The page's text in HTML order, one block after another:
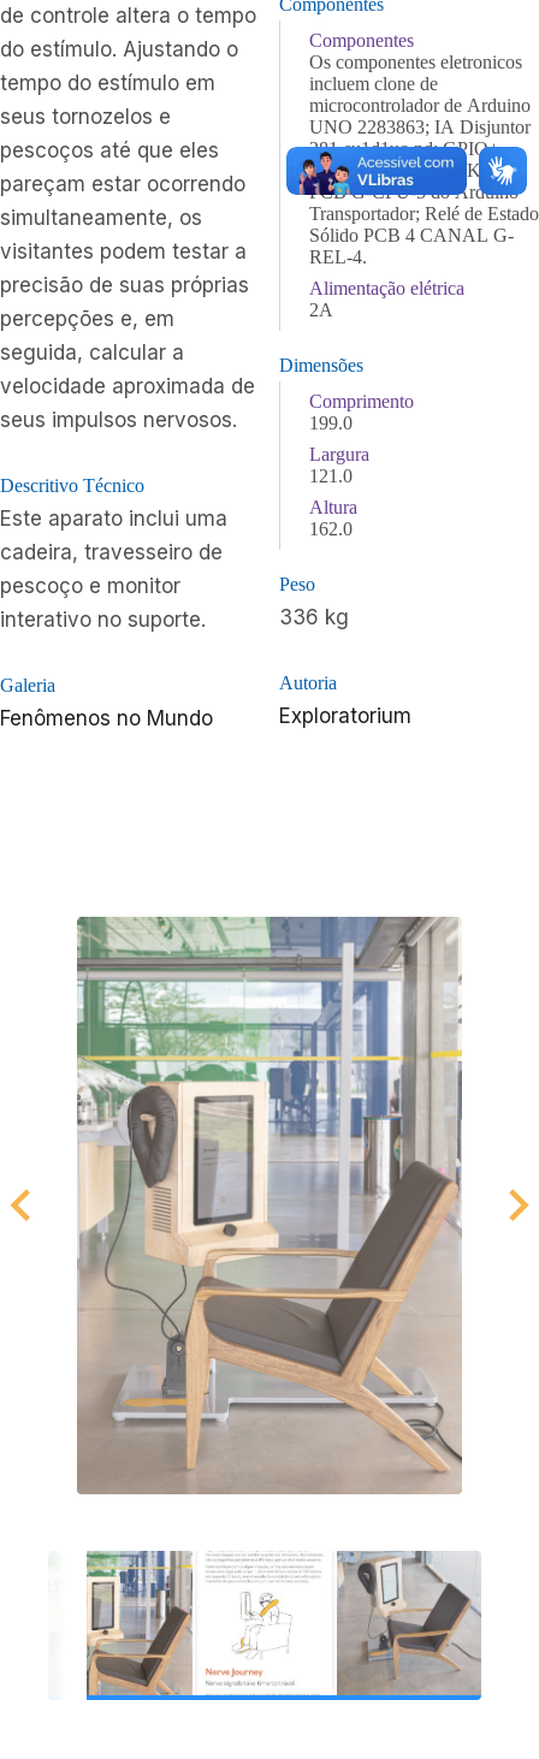
de controle altera o tempo
do estímulo. Ajustando o
tempo do estímulo em
seus tornozelos e
pescoços até que eles
pareçam estar ocorrendo
simultaneamente, os
visitantes podem testar a
precisão de suas próprias
percepções e, em
seguida, calcular a
velocidade aproximada de
seus impulsos nervosos.
Descritivo Técnico
Este aparato inclui uma
cadeira, travesseiro de
pescoço e monitor
interativo no suporte.
Galeria
Fenômenos no Mundo
Componentes
Os componentes eletronicos
incluem clone de
microcontrolador de Arduino
UNO 2283863; IA Disjuntor
281-su1d1uc-nd; GPIO+
Encoder PCB G-BRK-3;
PCB G-CPU-5 do Arduino
Transportador; Relé de Estado
Sólido PCB 4 CANAL G-
REL-4.
Alimentação elétrica
2A
Dimensões
Comprimento
199.0
Largura
121.0
Altura
162.0
Peso
336 kg
Autoria
Exploratorium